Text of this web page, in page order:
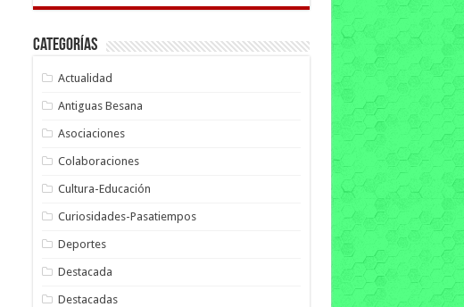
Categorías
Actualidad
Antiguas Besana
Asociaciones
Colaboraciones
Cultura-Educación
Curiosidades-Pasatiempos
Deportes
Destacada
Destacadas